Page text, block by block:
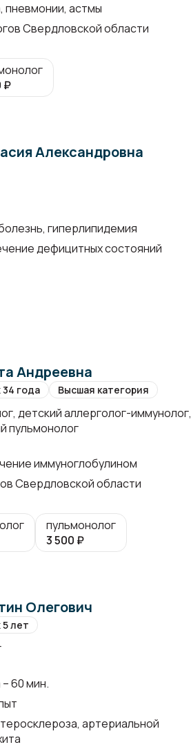
пневмонии, астмы
Свердловской области
₽
Александровна
гиперлипидемия
дефицитных состояний
Андреевна
года Высшая категория
детский аллерголог-иммунолог,
пульмонолог
иммуноглобулином
Свердловской области
пульмонолог
3 500 ₽
Олегович
лет
60 мин.
артериальной